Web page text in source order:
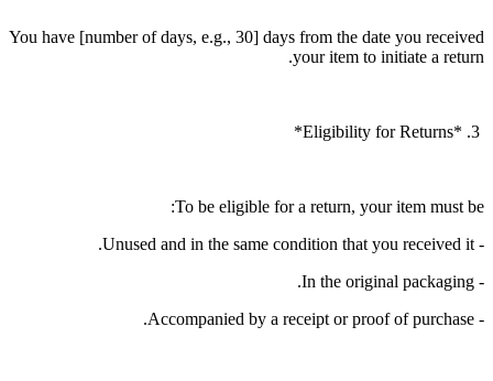
You have [number of days, e.g., 30] days from the date you received
your item to initiate a return.
To be eligible for a return, your item must be:
- Unused and in the same condition that you received it.
- In the original packaging.
- Accompanied by a receipt or proof of purchase.